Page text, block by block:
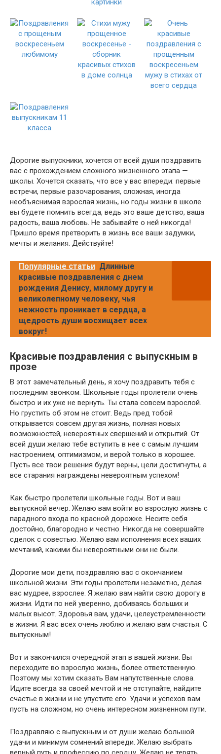
Дорогие выпускники, хочется от всей души поздравить
вас с прохождением сложного жизненного этапа —
школы. Хочется сказать, что все у вас впереди: первые
встречи, первые разочарования, сложная, иногда
необъяснимая взрослая жизнь, но годы жизни в школе
вы будете помнить всегда, ведь это ваше детство, ваша
радость, ваша любовь. Не забывайте о ней никогда!
Пришло время претворить в жизнь все ваши задумки,
мечты и желания. Действуйте!
Популярные статьи Длинные
красивые поздравления с днем
рождения Денису, милому другу и
великолепному человеку, чья
нежность проникает в сердца, а
щедрость души восхищает всех
вокруг!
Красивые поздравления с выпускным в
прозе
В этот замечательный день, я хочу поздравить тебя с
последним звонком. Школьные годы пролетели очень
быстро и их уже не вернуть. Ты стала совсем взрослой.
Но грустить об этом не стоит. Ведь пред тобой
открывается совсем другая жизнь, полная новых
возможностей, невероятных свершений и открытий. От
всей души желаю тебе вступить в нее с самым лучшим
настроением, оптимизмом, и верой только в хорошее.
Пусть все твои решения будут верны, цели достигнуты, а
все старания награждены невероятным успехом!
Как быстро пролетели школьные годы. Вот и ваш
выпускной вечер. Желаю вам войти во взрослую жизнь с
парадного входа по красной дорожке. Несите себя
достойно, благородно и честно. Никогда не совершайте
сделок с совестью. Желаю вам исполнения всех ваших
мечтаний, какими бы невероятными они не были.
Дорогие мои дети, поздравляю вас с окончанием
школьной жизни. Эти годы пролетели незаметно, делая
вас мудрее, взрослее. Я желаю вам найти свою дорогу в
жизни. Идти по ней уверенно, добиваясь больших и
малых высот. Здоровья вам, удачи, целеустремленности
в жизни. Я вас всех очень люблю и желаю вам счастья. С
выпускным!
Вот и закончился очередной этап в вашей жизни. Вы
переходите во взрослую жизнь, более ответственную.
Поэтому мы хотим сказать Вам напутственные слова.
Идите всегда за своей мечтой и не отступайте, найдите
счастье в жизни и не упустите его. Удачи и успехов вам
пусть на сложном, но очень интересном жизненном пути.
Поздравляю с выпускным и от души желаю большой
удачи и минимум сомнений впереди. Желаю выбрать